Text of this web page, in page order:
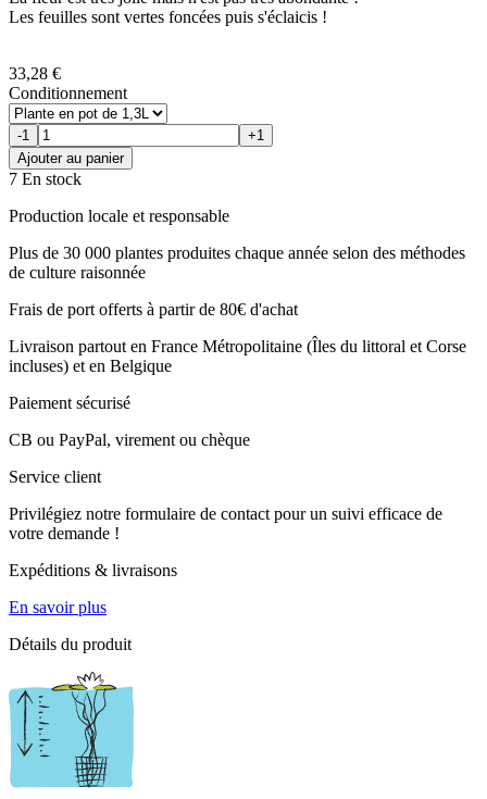
Les feuilles sont vertes foncées puis s'éclaicis !
33,28 €
Conditionnement
-1
+1
Ajouter au panier
7 En stock
Production locale et responsable
Plus de 30 000 plantes produites chaque année selon des méthodes
de culture raisonnée
Frais de port offerts à partir de 80€ d'achat
Livraison partout en France Métropolitaine (Îles du littoral et Corse
incluses) et en Belgique
Paiement sécurisé
CB ou PayPal, virement ou chèque
Service client
Privilégiez notre formulaire de contact pour un suivi efficace de
votre demande !
Expéditions & livraisons
En savoir plus
Détails du produit